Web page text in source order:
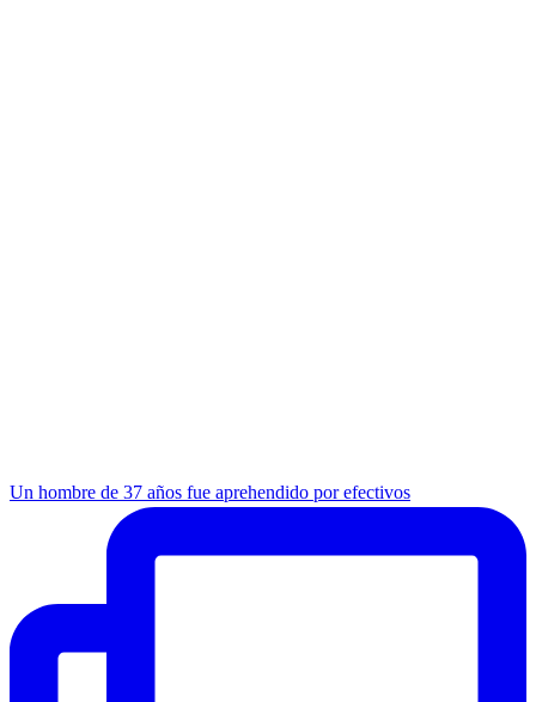
Un hombre de 37 años fue aprehendido por efectivos